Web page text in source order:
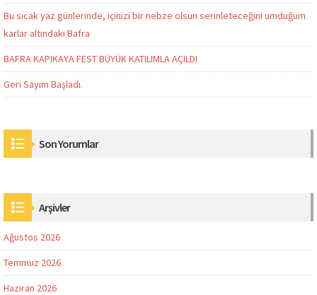
Bu sıcak yaz günlerinde, içinizi bir nebze olsun serinleteceğini umduğum
karlar altındaki Bafra
BAFRA KAPIKAYA FEST BÜYÜK KATILIMLA AÇILDI
Geri Sayım Başladı.
Son Yorumlar
Arşivler
Ağustos 2026
Temmuz 2026
Haziran 2026